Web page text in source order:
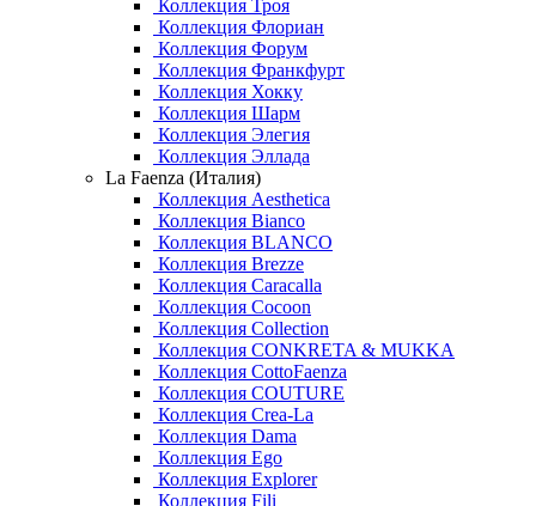
Коллекция Троя
Коллекция Флориан
Коллекция Форум
Коллекция Франкфурт
Коллекция Хокку
Коллекция Шарм
Коллекция Элегия
Коллекция Эллада
La Faenza (Италия)
Коллекция Aesthetica
Коллекция Bianco
Коллекция BLANCO
Коллекция Brezze
Коллекция Caracalla
Коллекция Cocoon
Коллекция Collection
Коллекция CONKRETA & MUKKA
Коллекция CottoFaenza
Коллекция COUTURE
Коллекция Crea-La
Коллекция Dama
Коллекция Ego
Коллекция Explorer
Коллекция Fili